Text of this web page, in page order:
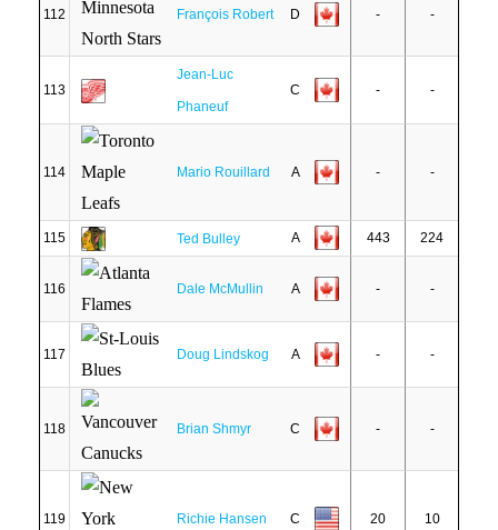
112 François Robert D - -
113
Jean-Luc
Phaneuf
C - -
114 Mario Rouillard A - -
115 Ted Bulley A 443 224
116 Dale McMullin A - -
117 Doug Lindskog A - -
118 Brian Shmyr C - -
119 Richie Hansen C 20 10